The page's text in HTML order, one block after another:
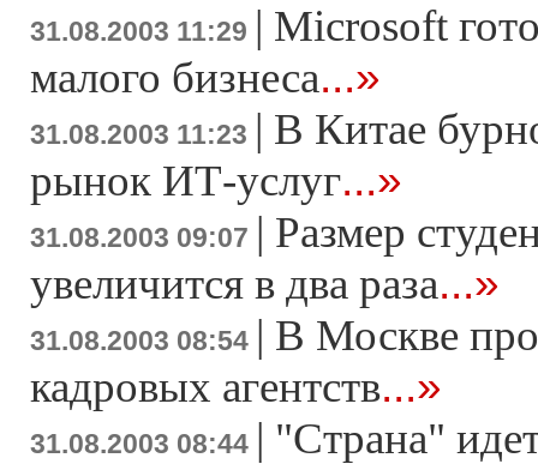
31.08.2003 11:29 | Microsoft
малого бизнеса...»
31.08.2003 11:23 | В Китае
рынок ИТ-услуг...»
31.08.2003 09:07 | Размер
увеличится в два раза...»
31.08.2003 08:54 | В Москве
кадровых агентств...»
31.08.2003 08:44 | "Страна"